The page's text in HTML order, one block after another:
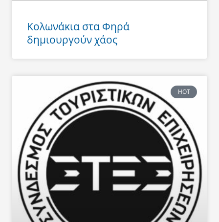
Κολωνάκια στα Φηρά
δημιουργούν χάος
HOT